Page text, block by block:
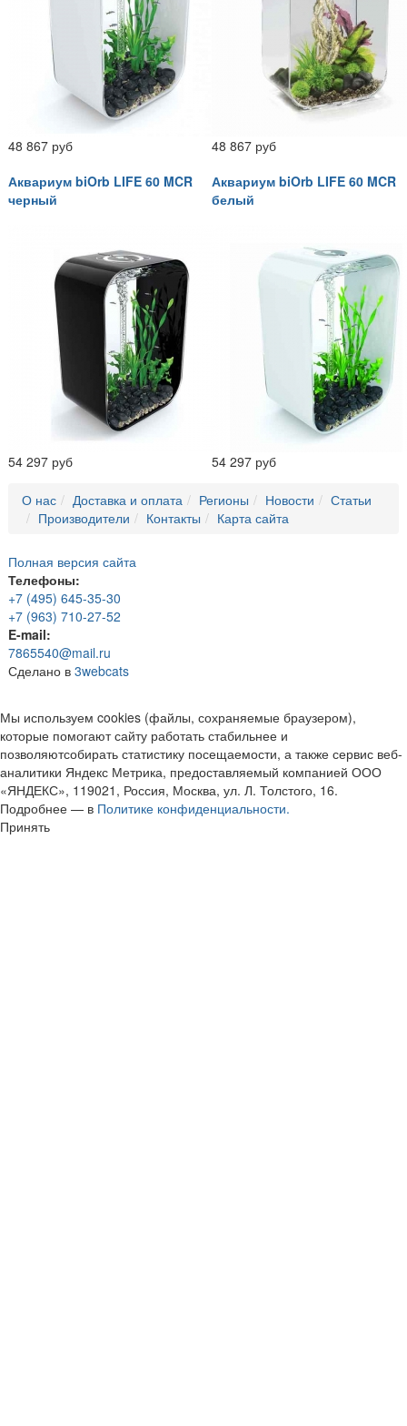
48 867 руб
48 867 руб
Аквариум biOrb LIFE 60 MCR
черный
54 297 руб
Аквариум biOrb LIFE 60 MCR
белый
54 297 руб
О нас Доставка и оплата Регионы Новости
Статьи
Производители
Контакты Карта сайта
Полная версия сайта
Телефоны:
+7 (495) 645-35-30
+7 (963) 710-27-52
E-mail:
7865540@mail.ru
Сделано в 3webcats
Мы используем cookies (файлы, сохраняемые браузером),
которые помогают сайту работать стабильнее и
позволяютсобирать статистику посещаемости, а также сервис веб-
аналитики Яндекс Метрика, предоставляемый компанией ООО
«ЯНДЕКС», 119021, Россия, Москва, ул. Л. Толстого, 16.
Подробнее — в Политике конфиденциальности.
Принять